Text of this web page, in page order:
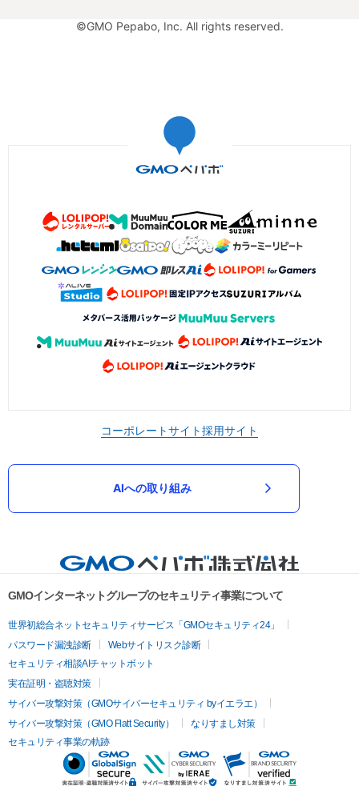
©GMO Pepabo, Inc. All rights reserved.
コーポレートサイト採用サイト
AIへの取り組み
GMOインターネットグループのセキュリティ事業について
世界初総合ネットセキュリティサービス「GMOセキュリティ24」
パスワード漏洩診断
Webサイトリスク診断
セキュリティ相談AIチャットボット
実在証明・盗聴対策
サイバー攻撃対策（GMOサイバーセキュリティ byイエラエ）
サイバー攻撃対策（GMO Flatt Security）
なりすまし対策
セキュリティ事業の軌跡